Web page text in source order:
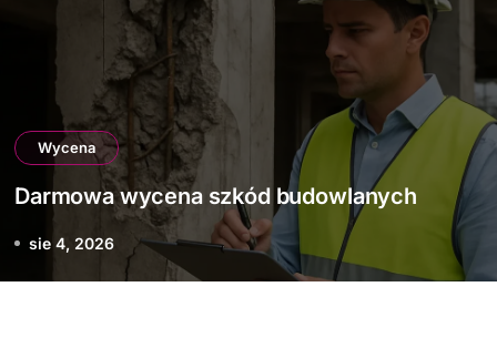
Wycena
Darmowa wycena szkód budowlanych
sie 4, 2026